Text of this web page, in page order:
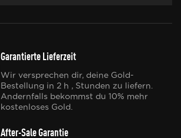
Garantierte Lieferzeit
Wir versprechen dir, deine Gold-
Bestellung in 2 h , Stunden zu liefern.
Andernfalls bekommst du 10% mehr
kostenloses Gold.
After-Sale Garantie